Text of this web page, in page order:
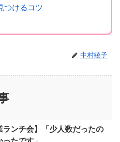
つけるコツ
中村綾子
ランチ会】「少人数だったの